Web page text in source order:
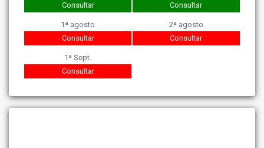
Consultar
Consultar
1ª agosto
Consultar
2ª agosto
Consultar
1ª Sept.
Consultar